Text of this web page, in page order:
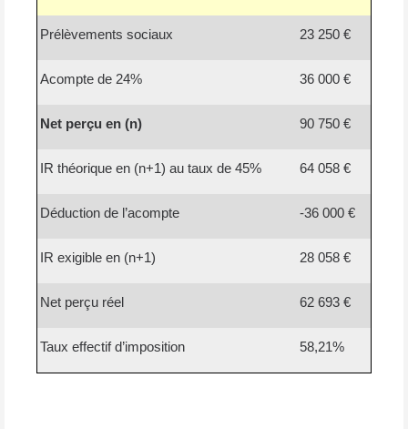
Prélèvements sociaux 23 250 €
Acompte de 24% 36 000 €
Net perçu en (n) 90 750 €
IR théorique en (n+1) au taux de 45% 64 058 €
Déduction de l’acompte -36 000 €
IR exigible en (n+1) 28 058 €
Net perçu réel 62 693 €
Taux effectif d’imposition 58,21%